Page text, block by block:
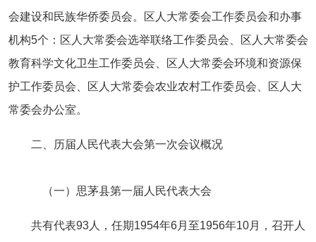
会建设和民族华侨委员会。区人大常委会工作委员会和办事
机构5个：区人大常委会选举联络工作委员会、区人大常委会
教育科学文化卫生工作委员会、区人大常委会环境和资源保
护工作委员会、区人大常委会农业农村工作委员会、区人大
常委会办公室。
二、历届人民代表大会第一次会议概况
（一）思茅县第一届人民代表大会
共有代表93人，任期1954年6月至1956年10月，召开人